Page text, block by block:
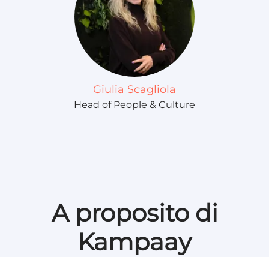
Giulia Scagliola
Head of People & Culture
A proposito di
Kampaay